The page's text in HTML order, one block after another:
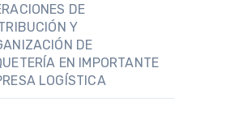
DE
Y
DE
EN IMPORTANTE
LOGÍSTICA